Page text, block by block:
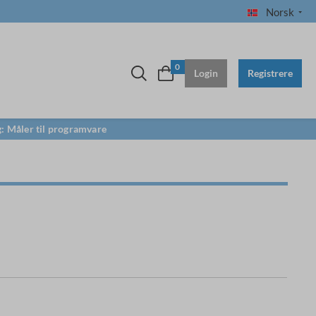
Norsk
0 Login Registrere
Måler til programvare